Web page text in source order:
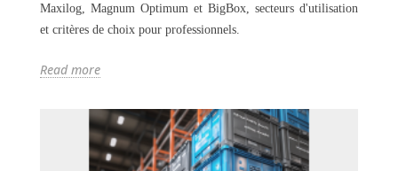
Maxilog, Magnum Optimum et BigBox, secteurs d'utilisation
et critères de choix pour professionnels.
Read more